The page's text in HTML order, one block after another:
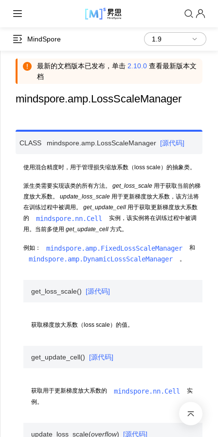
MindSpore
最新的文档版本已发布，单击 2.10.0 查看最新版本文
档
mindspore.amp.LossScaleManager
CLASS mindspore.amp. LossScaleManager [源代码]
使用混合精度时，用于管理损失缩放系数（loss scale）的抽象类。
派生类需要实现该类的所有方法。 get_loss_scale 用于获取当前的梯
度放大系数。 update_loss_scale 用于更新梯度放大系数，该方法将
在训练过程中被调用。 get_update_cell 用于获取更新梯度放大系数
的
mindspore.nn.Cell
实例，该实例将在训练过程中被调
用。当前多使用 get_update_cell 方式。
例如： mindspore.amp.FixedLossScaleManager 和
mindspore.amp.DynamicLossScaleManager 。
get_loss_scale() [源代码]
获取梯度放大系数（loss scale）的值。
get_update_cell() [源代码]
获取用于更新梯度放大系数的 mindspore.nn.Cell
实
例。
update_loss_scale(overflow) [源代码]